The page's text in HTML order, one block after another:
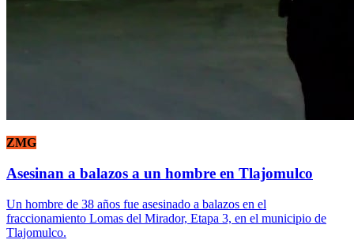
ZMG
Asesinan a balazos a un hombre en Tlajomulco
Un hombre de 38 años fue asesinado a balazos en el
fraccionamiento Lomas del Mirador, Etapa 3, en el municipio de
Tlajomulco.